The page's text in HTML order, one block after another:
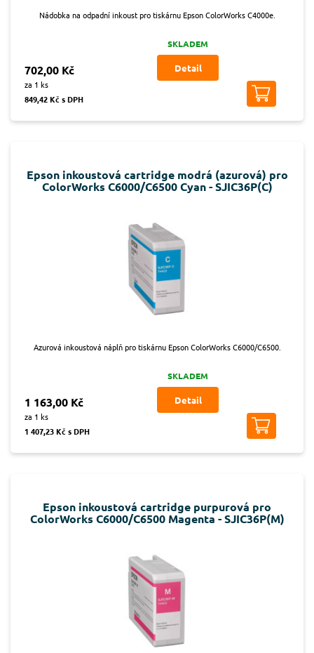
Nádobka na odpadní inkoust pro tiskárnu Epson ColorWorks C4000e.
702,00 Kč
za 1 ks
849,42 Kč s DPH
SKLADEM
Detail
Epson inkoustová cartridge modrá (azurová) pro
ColorWorks C6000/C6500 Cyan - SJIC36P(C)
Azurová inkoustová náplň pro tiskárnu Epson ColorWorks C6000/C6500.
1 163,00 Kč
za 1 ks
1 407,23 Kč s DPH
SKLADEM
Detail
Epson inkoustová cartridge purpurová pro
ColorWorks C6000/C6500 Magenta - SJIC36P(M)